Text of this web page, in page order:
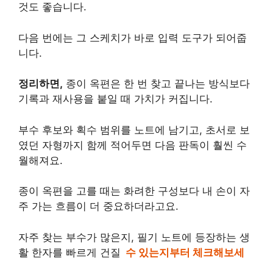
것도 좋습니다.
다음 번에는 그 스케치가 바로 입력 도구가 되어줍
니다.
정리하면, 종이 옥편은 한 번 찾고 끝나는 방식보다
기록과 재사용을 붙일 때 가치가 커집니다.
부수 후보와 획수 범위를 노트에 남기고, 초서로 보
였던 자형까지 함께 적어두면 다음 판독이 훨씬 수
월해져요.
종이 옥편을 고를 때는 화려한 구성보다 내 손이 자
주 가는 흐름이 더 중요하더라고요.
자주 찾는 부수가 많은지, 필기 노트에 등장하는 생
활 한자를 빠르게 건질 수 있는지부터 체크해보세